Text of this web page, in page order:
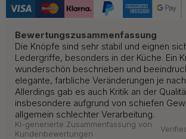
Bewertungszusammenfassung
Die Knöpfe sind sehr stabil und eignen
Ledergriffe, besonders in der Küche. Ein
wunderschön beschrieben und
elegante, farbliche Veränderungen je
Allerdings gab es auch Kritik an der
insbesondere aufgrund von schiefen
allgemein schlechter Verarbeitung.
KI-generierte Zusammenfassung von
Kundenbewertungen